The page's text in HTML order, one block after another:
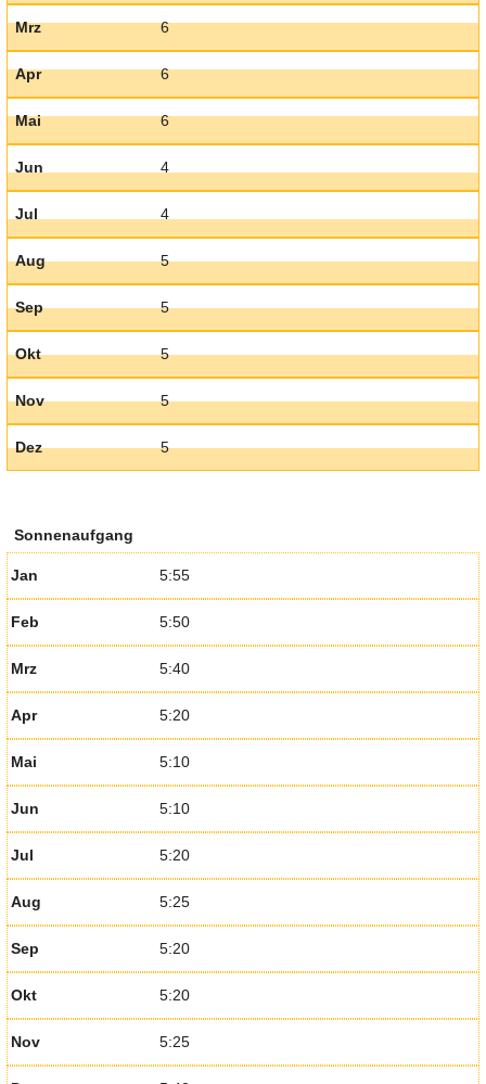
Mrz 6
Apr 6
Mai 6
Jun 4
Jul 4
Aug 5
Sep 5
Okt 5
Nov 5
Dez 5
Sonnenaufgang
Jan 5:55
Feb 5:50
Mrz 5:40
Apr 5:20
Mai 5:10
Jun 5:10
Jul 5:20
Aug 5:25
Sep 5:20
Okt 5:20
Nov 5:25